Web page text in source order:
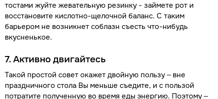
тостами жуйте жевательную резинку - займете рот и
восстановите кислотно-щелочной баланс. С таким
барьером не возникнет соблазн съесть что-нибудь
вкусненькое.
7. Активно двигайтесь
Такой простой совет окажет двойную пользу – вне
праздничного стола Вы меньше съедите, и с пользой
потратите полученную во время еды энергию. Поэтому –